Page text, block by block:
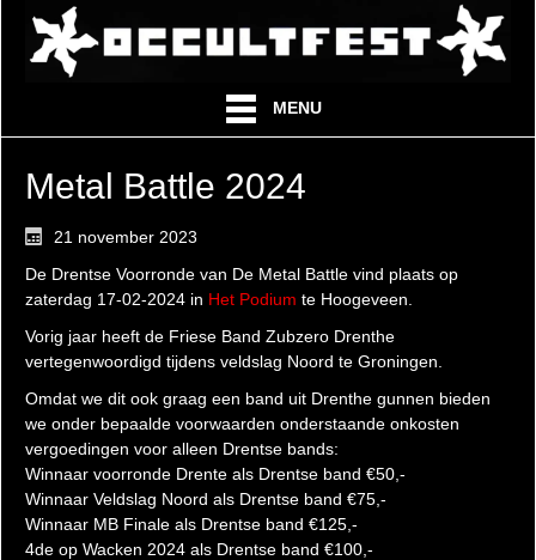
MENU
Metal Battle 2024
21 november 2023
De Drentse Voorronde van De Metal Battle vind plaats op
zaterdag 17-02-2024 in Het Podium te Hoogeveen.
Vorig jaar heeft de Friese Band Zubzero Drenthe
vertegenwoordigd tijdens veldslag Noord te Groningen.
Omdat we dit ook graag een band uit Drenthe gunnen bieden
we onder bepaalde voorwaarden onderstaande onkosten
vergoedingen voor alleen Drentse bands:
Winnaar voorronde Drente als Drentse band €50,-
Winnaar Veldslag Noord als Drentse band €75,-
Winnaar MB Finale als Drentse band €125,-
4de op Wacken 2024 als Drentse band €100,-